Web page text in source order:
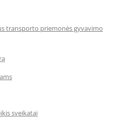
transporto priemonės gyvavimo
sveikatai